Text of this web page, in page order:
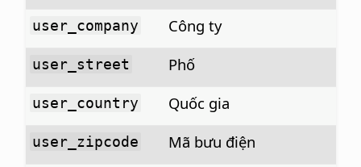
user_company Công ty
user_street Phố
user_country Quốc gia
user_zipcode Mã bưu điện